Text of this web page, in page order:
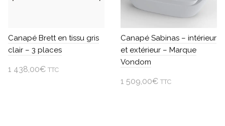
Canapé Brett en tissu gris
clair – 3 places
1 438,00€ TTC
Canapé Sabinas – intérieur
et extérieur – Marque
Vondom
1 509,00€ TTC